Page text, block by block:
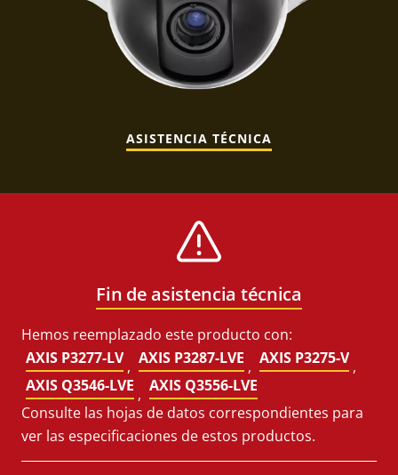
ASISTENCIA TÉCNICA
Fin de asistencia técnica
Hemos reemplazado este producto con:
AXIS P3277-LV , AXIS P3287-LVE , AXIS P3275-V ,
AXIS Q3546-LVE , AXIS Q3556-LVE
Consulte las hojas de datos correspondientes para
ver las especificaciones de estos productos.